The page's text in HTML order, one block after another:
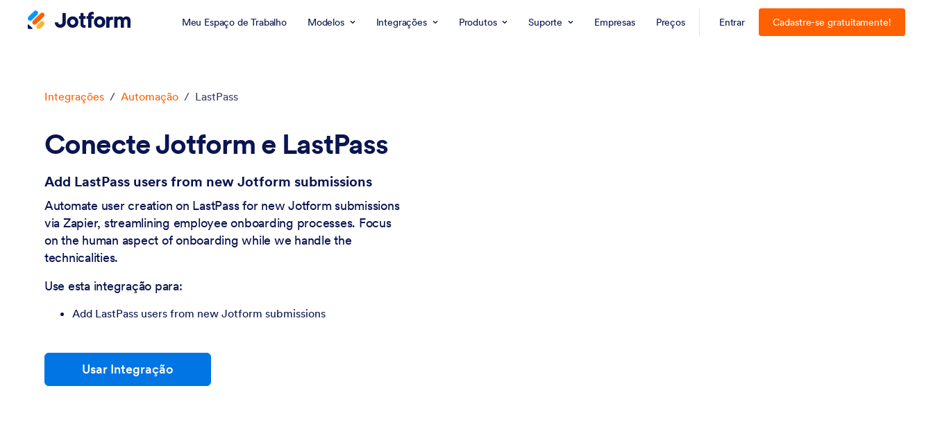
Meu Espaço de Trabalho Modelos Integrações Produtos Suporte Empresas Preços Entrar Cadastre-se gratuitamente!
Integrações / Automação / LastPass
Conecte Jotform e LastPass
Add LastPass users from new Jotform submissions
Automate user creation on LastPass for new Jotform submissions
via Zapier, streamlining employee onboarding processes. Focus
on the human aspect of onboarding while we handle the
technicalities.
Use esta integração para:
Add LastPass users from new Jotform submissions
Usar Integração